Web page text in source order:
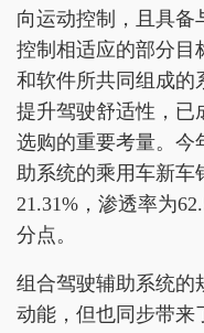
向运动控制，且具备
控制相适应的部分目
和软件所共同组成的
提升驾驶舒适性，已
选购的重要考量。
助系统的乘用车新车
21.31%，渗透率为
分点。
组合驾驶辅助系统的
动能，但也同步带来